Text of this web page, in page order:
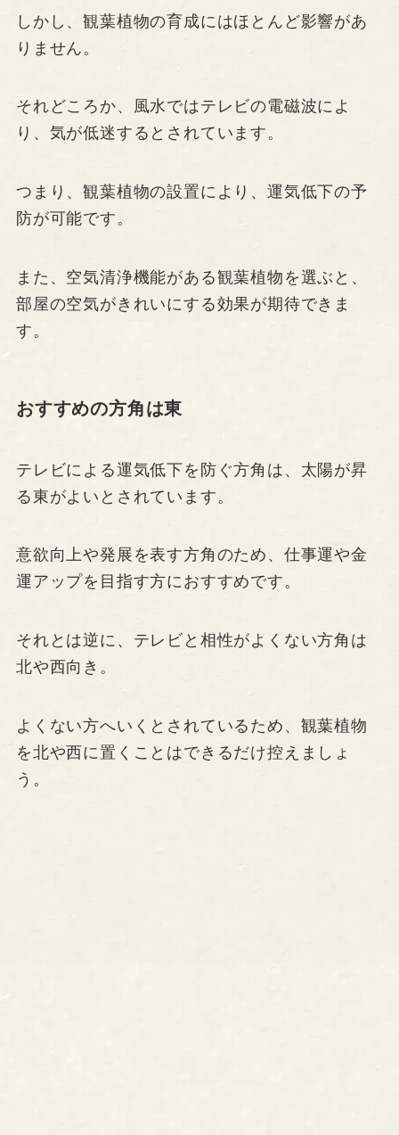
しかし、観葉植物の育成にはほとんど影響があ
りません。
それどころか、風水ではテレビの電磁波によ
り、気が低迷するとされています。
つまり、観葉植物の設置により、運気低下の予
防が可能です。
また、空気清浄機能がある観葉植物を選ぶと、
部屋の空気がきれいにする効果が期待できま
す。
おすすめの方角は東
テレビによる運気低下を防ぐ方角は、太陽が昇
る東がよいとされています。
意欲向上や発展を表す方角のため、仕事運や金
運アップを目指す方におすすめです。
それとは逆に、テレビと相性がよくない方角は
北や西向き。
よくない方へいくとされているため、観葉植物
を北や西に置くことはできるだけ控えましょ
う。